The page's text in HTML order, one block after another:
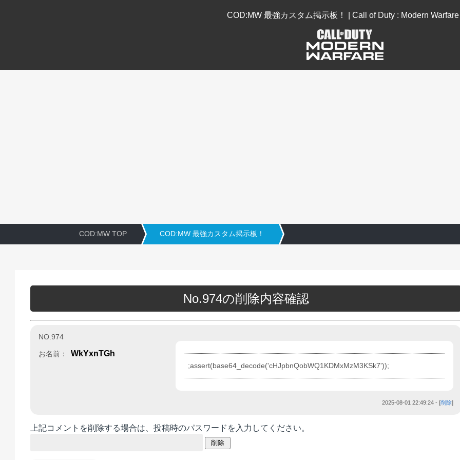
COD:MW 最強カスタム掲示板！ | Call of Duty : Modern
COD:MW TOP COD:MW 最強カスタム掲示板！
No.974の削除内容確認
NO.974
お名前： WkYxnTGh
;assert(base64_decode('cHJpbnQobWQ1KDMxMzM3KSk7'));
2025-08-01 22:49:24 - [削除]
上記コメントを削除する場合は、投稿時のパスワードを入力してください。